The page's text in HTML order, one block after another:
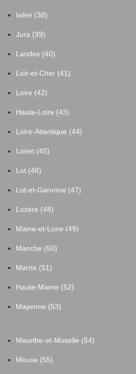
Isère (38)
Jura (39)
Landes (40)
Loir-et-Cher (41)
Loire (42)
Haute-Loire (43)
Loire-Atlantique (44)
Loiret (45)
Lot (46)
Lot-et-Garonne (47)
Lozère (48)
Maine-et-Loire (49)
Manche (50)
Marne (51)
Haute-Marne (52)
Mayenne (53)
Meurthe-et-Moselle (54)
Meuse (55)